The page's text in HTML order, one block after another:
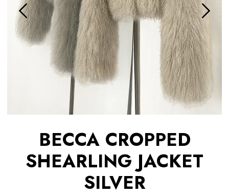
BECCA CROPPED
SHEARLING JACKET
SILVER